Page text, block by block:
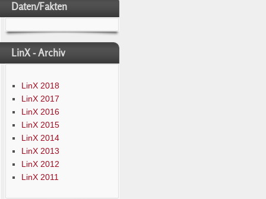
Daten/Fakten
LinX - Archiv
LinX 2018
LinX 2017
LinX 2016
LinX 2015
LinX 2014
LinX 2013
LinX 2012
LinX 2011